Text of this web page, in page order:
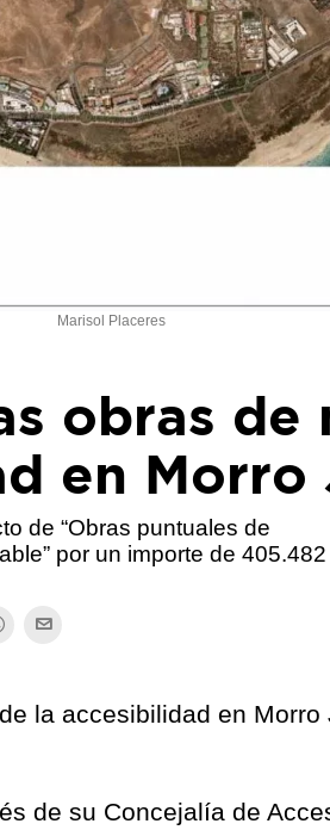
Marisol Placeres
obras de
en Morro
de “Obras puntuales de
por un importe de 405.482
la accesibilidad en
de su Concejalía de